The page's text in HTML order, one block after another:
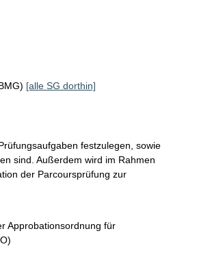
[alle SG dorthin]
festzulegen, sowie
sind. Außerdem wird im Rahmen
der Parcoursprüfung zur
Approbationsordnung für